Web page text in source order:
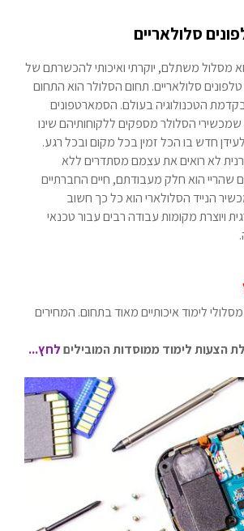
סלולאריים
מסלול משתלם, יוקרתי ואיכותי להכשרתם של
סלולאריים. תחום הסלולר הוא התחום
הטכנולוגיה בעולם. הסמארטפונים
שמכשירי הסלולר מספקים ללקוחותיהם שינו
חדש בו הכל זמין בכל מקום ובכל רגע.
לא רואים את עצמם מסתדרים ללא
הוא חלק מעבודתם, חיים החברתיים
הנייד הסלולארי הוא כל כך חשוב
ויוצרת מקומות עבודה רבים עבור טכנאי
מסלולי לימוד איכותיים מאוד בתחום. המחירים
הצעות לימוד ממוסדות המוביליםלחץ...